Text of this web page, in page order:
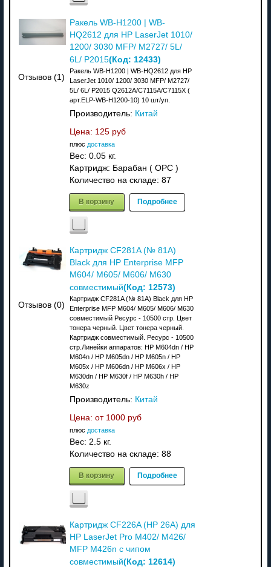
Отзывов (1)
Ракель WB-H1200 | WB-
HQ2612 для HP LaserJet 1010/
1200/ 3030 MFP/ M2727/ 5L/
6L/ P2015(Код: 12433)
Ракель WB-H1200 | WB-HQ2612 для HP
LaserJet 1010/ 1200/ 3030 MFP/ M2727/
5L/ 6L/ P2015 Q2612A/C7115A/C7115X (
арт.ELP-WB-H1200-10) 10 шт/уп.
Производитель: Китай
Цена: 125 руб
плюс доставка
Вес: 0.05 кг.
Картридж: Барабан ( OPC )
Количество на складе: 87
В корзину Подробнее
Отзывов (0)
Картридж CF281A (№ 81A)
Black для HP Enterprise MFP
M604/ M605/ M606/ M630
совместимый(Код: 12573)
Картридж CF281A (№ 81A) Black для HP
Enterprise MFP M604/ M605/ M606/ M630
совместимый Ресурс - 10500 стр. Цвет
тонера черный. Цвет тонера черный.
Картридж совместимый. Ресурс - 10500
стр.Линейки аппаратов: HP M604dn / HP
M604n / HP M605dn / HP M605n / HP
M605x / HP M606dn / HP M606x / HP
M630dn / HP M630f / HP M630h / HP
M630z
Производитель: Китай
Цена: от 1000 руб
плюс доставка
Вес: 2.5 кг.
Количество на складе: 88
В корзину Подробнее
Картридж CF226A (HP 26A) для
HP LaserJet Pro M402/ M426/
MFP M426n с чипом
совместимый(Код: 12614)